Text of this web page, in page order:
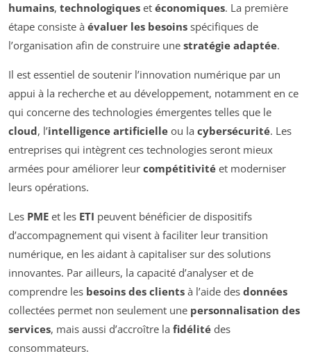
humains, technologiques et économiques. La première
étape consiste à évaluer les besoins spécifiques de
l’organisation afin de construire une stratégie adaptée.
Il est essentiel de soutenir l’innovation numérique par un
appui à la recherche et au développement, notamment en ce
qui concerne des technologies émergentes telles que le
cloud, l’intelligence artificielle ou la cybersécurité. Les
entreprises qui intègrent ces technologies seront mieux
armées pour améliorer leur compétitivité et moderniser
leurs opérations.
Les PME et les ETI peuvent bénéficier de dispositifs
d’accompagnement qui visent à faciliter leur transition
numérique, en les aidant à capitaliser sur des solutions
innovantes. Par ailleurs, la capacité d’analyser et de
comprendre les besoins des clients à l’aide des données
collectées permet non seulement une personnalisation des
services, mais aussi d’accroître la fidélité des
consommateurs.